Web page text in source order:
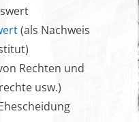
(als Nachweis
Rechten und
usw.)